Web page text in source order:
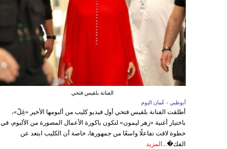
الفنانة بلقيس فتحي
أبوظبي - عُمان اليوم
أطلقت الفنانة بلقيس فتحي أول فيديو كليب من ألبومها الأخير «غِلّ»،
باختيار أغنية «زهر ليمون» لتكون باكورة الأعمال المصورة من الألبوم، في
خطوة لاقت تفاعلًا واسعًا من جمهورها، خاصة أن الكليب ابتعد عن
الفك�... المزيد